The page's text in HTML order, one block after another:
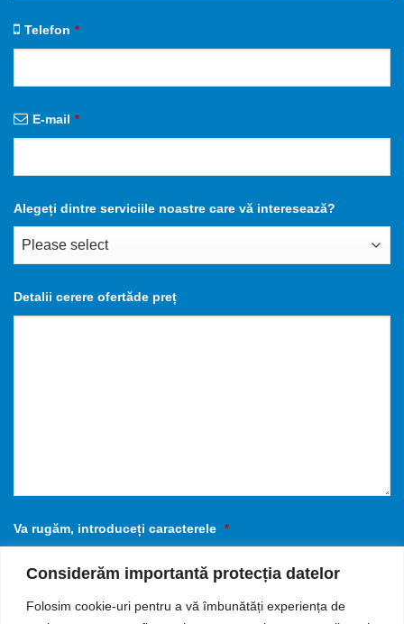
Considerăm importantă protecția datelor
Folosim cookie-uri pentru a vă îmbunătăți experiența de
Telefon *
E-mail *
Alegeți dintre serviciile noastre care vă interesează?
Detalii cerere ofertăde preț
Va rugăm, introduceți caracterele *